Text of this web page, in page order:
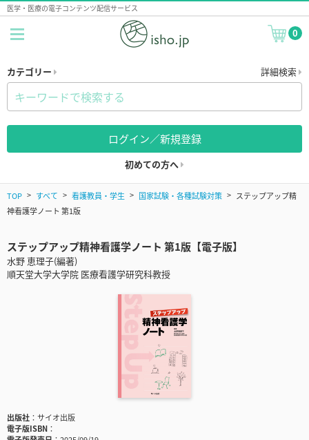
医学・医療の電子コンテンツ配信サービス
0
カテゴリー 詳細検索
ログイン／新規登録
初めての方へ
TOP すべて 看護教員・学生 国家試験・各種試験対策
ステップアップ精
神看護学ノート 第1版
ステップアップ精神看護学ノート 第1版【電子版】
水野 恵理子(編著)
順天堂大学大学院 医療看護学研究科教授
出版社
サイオ出版
電子版ISBN